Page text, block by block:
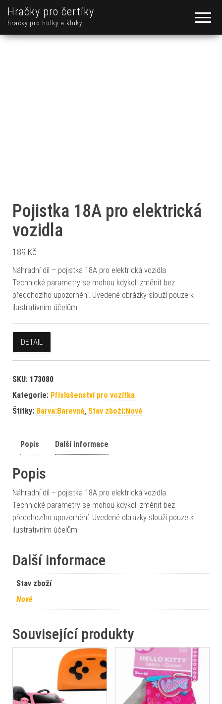
Hračky pro čertíky
hračky pro holky a kluky
Pojistka 18A pro elektrická
vozidla
189 Kč
Náhradní díl – pojistka 18A pro elektrická vozidla
Technické parametry se mohou kdykoli změnit bez
předchozího upozornění. Uvedené obrázky slouží pouze k
ilustrativním účelům.
DETAIL
SKU: 173080
Kategorie: Příslušenství pro vozítka
Štítky: Barva:Barevná, Stav zboží:Nové
Popis Další informace
Popis
Náhradní díl – pojistka 18A pro elektrická vozidla
Technické parametry se mohou kdykoli změnit bez
předchozího upozornění. Uvedené obrázky slouží pouze k
ilustrativním účelům.
Další informace
Stav zboží
Nové
Související produkty